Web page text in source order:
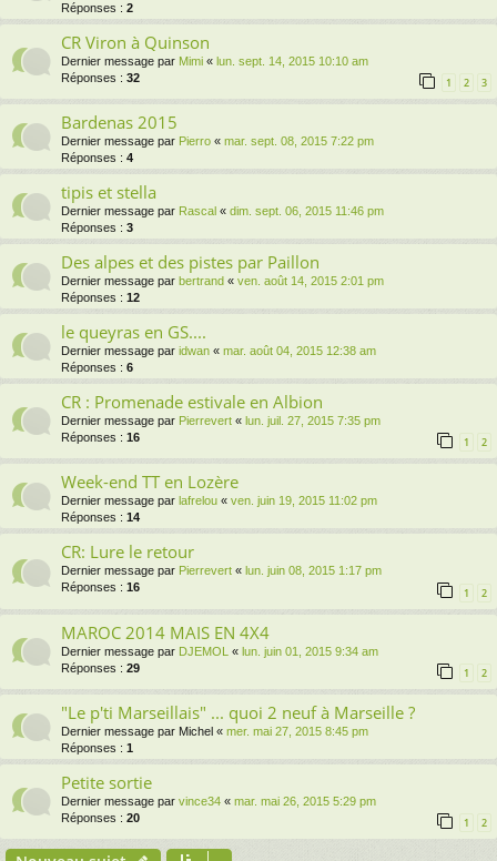
Réponses : 2
CR Viron à Quinson
Dernier message par Mimi « lun. sept. 14, 2015 10:10 am
Réponses : 32 1 2 3
Bardenas 2015
Dernier message par Pierro « mar. sept. 08, 2015 7:22 pm
Réponses : 4
tipis et stella
Dernier message par Rascal « dim. sept. 06, 2015 11:46 pm
Réponses : 3
Des alpes et des pistes par Paillon
Dernier message par bertrand « ven. août 14, 2015 2:01 pm
Réponses : 12
le queyras en GS....
Dernier message par idwan « mar. août 04, 2015 12:38 am
Réponses : 6
CR : Promenade estivale en Albion
Dernier message par Pierrevert « lun. juil. 27, 2015 7:35 pm
Réponses : 16 1 2
Week-end TT en Lozère
Dernier message par lafrelou « ven. juin 19, 2015 11:02 pm
Réponses : 14
CR: Lure le retour
Dernier message par Pierrevert « lun. juin 08, 2015 1:17 pm
Réponses : 16 1 2
MAROC 2014 MAIS EN 4X4
Dernier message par DJEMOL « lun. juin 01, 2015 9:34 am
Réponses : 29 1 2
"Le p'ti Marseillais" ... quoi 2 neuf à Marseille ?
Dernier message par Michel « mer. mai 27, 2015 8:45 pm
Réponses : 1
Petite sortie
Dernier message par vince34 « mar. mai 26, 2015 5:29 pm
Réponses : 20 1 2